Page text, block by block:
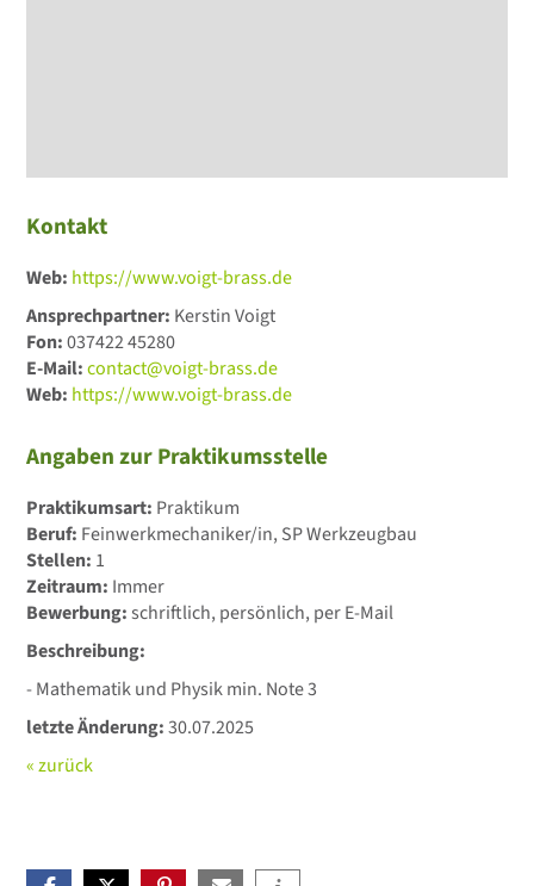
Kontakt
Web: https://www.voigt-brass.de
Ansprechpartner: Kerstin Voigt
Fon:037422 45280
E-Mail:contact@voigt-brass.de
Web: https://www.voigt-brass.de
Angaben zur Praktikumsstelle
Praktikumsart: Praktikum
Beruf: Feinwerkmechaniker/in, SP Werkzeugbau
Stellen: 1
Zeitraum: Immer
Bewerbung:schriftlich, persönlich, per E-Mail
Beschreibung:
- Mathematik und Physik min. Note 3
letzte Änderung:30.07.2025
« zurück